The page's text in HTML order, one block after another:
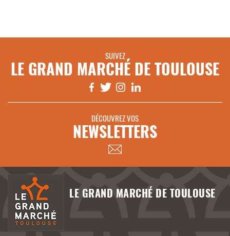
SUIVEZ
LE GRAND MARCHÉ DE TOULOUSE
DÉCOUVREZ VOS
NEWSLETTERS
LE GRAND MARCHÉ DE TOULOUSE